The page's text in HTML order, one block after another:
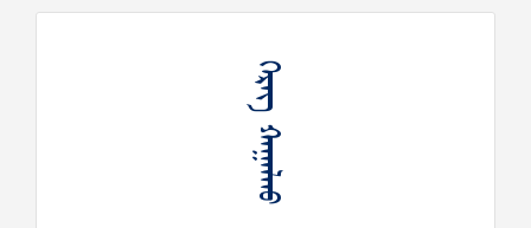
ᠬᠡᠷᠡᠭ ᠬᠠᠭᠠᠯᠬᠤ